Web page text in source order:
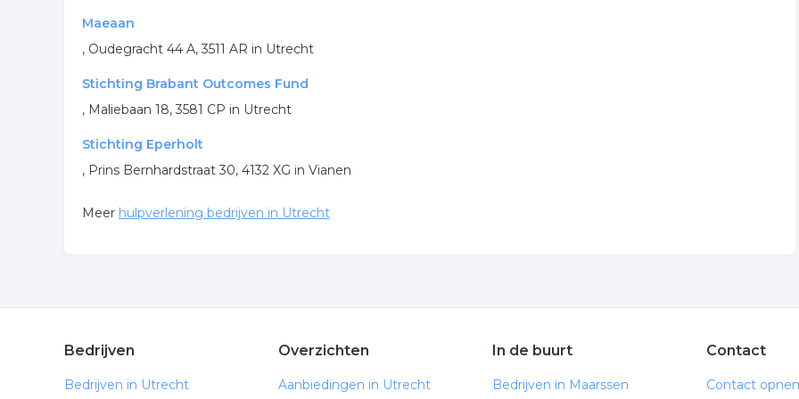
Maeaan
, Oudegracht 44 A, 3511 AR in Utrecht
Stichting Brabant Outcomes Fund
, Maliebaan 18, 3581 CP in Utrecht
Stichting Eperholt
, Prins Bernhardstraat 30, 4132 XG in Vianen
Meer hulpverlening bedrijven in Utrecht
Bedrijven
Bedrijven in Utrecht
Overzichten
Aanbiedingen in Utrecht
In de buurt
Bedrijven in Maarssen
Contact
Contact